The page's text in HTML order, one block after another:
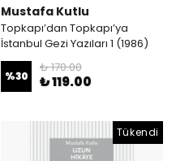
Mustafa Kutlu
Topkapı’dan Topkapı’ya
İstanbul Gezi Yazıları 1 (1986)
%30
₺ 170.00
₺ 119.00
Tükendi